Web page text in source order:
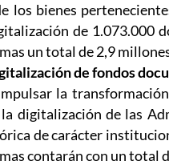
los bienes
de 1.073.000
un total de 2,9
de fondos
la
digitalización de las
de carácter
contarán con un total